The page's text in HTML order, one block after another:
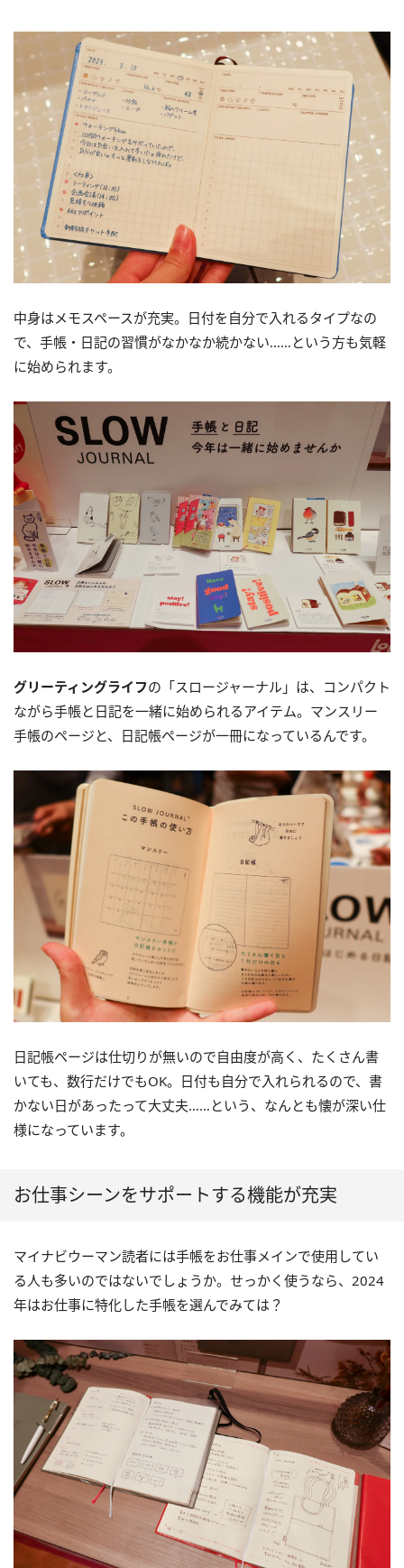
中身はメモスペースが充実。日付を自分で入れるタイプなの
で、手帳・日記の習慣がなかなか続かない……という方も気軽
に始められます。
グリーティングライフの「スロージャーナル」は、コンパクト
ながら手帳と日記を一緒に始められるアイテム。マンスリー
手帳のページと、日記帳ページが一冊になっているんです。
日記帳ページは仕切りが無いので自由度が高く、たくさん書
いても、数行だけでもOK。日付も自分で入れられるので、書
かない日があったって大丈夫……という、なんとも懐が深い仕
様になっています。
お仕事シーンをサポートする機能が充実
マイナビウーマン読者には手帳をお仕事メインで使用してい
る人も多いのではないでしょうか。せっかく使うなら、2024
年はお仕事に特化した手帳を選んでみては？